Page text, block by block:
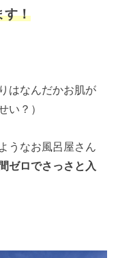
す！
はなんだかお肌が
い？）
うなお風呂屋さん
ゼロでさっさと入